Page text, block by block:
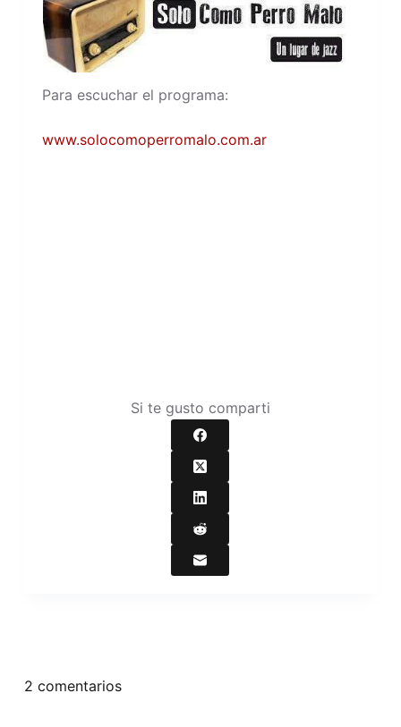
Para escuchar el programa:
www.solocomoperromalo.com.ar
Si te gusto comparti
2 comentarios